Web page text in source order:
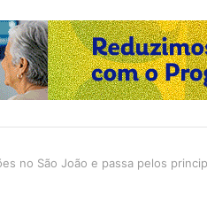
no São João e passa pelos